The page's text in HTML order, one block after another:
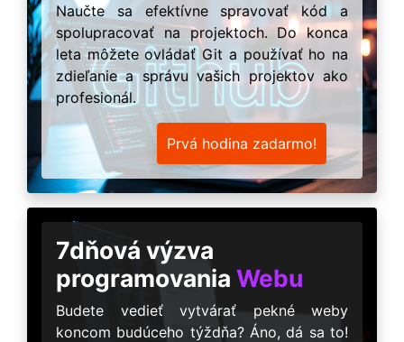
Naučte sa efektívne spravovať kód a
spolupracovať na projektoch. Do konca
leta môžete ovládať Git a používať ho na
zdieľanie a správu vašich projektov ako
profesionál.
Prvá hodina zadarmo!
7dňová výzva
programovania Webu
Budete vedieť vytvárať pekné weby
koncom budúceho týždňa? Áno, dá sa to!